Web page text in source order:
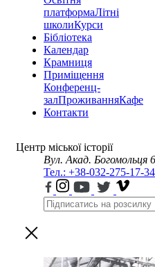
платформаЛітні
школиКурси
Бібліотека
Календар
Крамниця
Приміщення
Конференц-
залПроживанняКафе
Контакти
Центр міської історії
Вул. Акад. Богомольця 6
Тел.: +38-032-275-17-34